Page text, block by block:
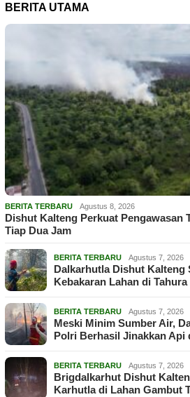
BERITA UTAMA
BERITA TERBARU Agustus 8, 2026
Dishut Kalteng Perkuat Pengawasan
Tiap Dua Jam
BERITA TERBARU Agustus 7, 2026
Dalkarhutla Dishut Kalteng
Kebakaran Lahan di Tahura
BERITA TERBARU Agustus 7, 2026
Meski Minim Sumber Air,
Polri Berhasil Jinakkan Api
BERITA TERBARU Agustus 7, 2026
Brigdalkarhut Dishut
Karhutla di Lahan Gambut